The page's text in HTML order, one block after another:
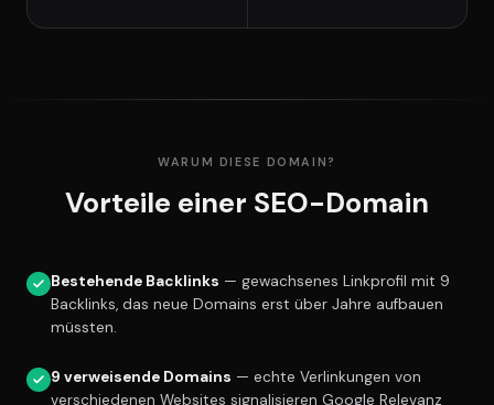
WARUM DIESE DOMAIN?
Vorteile einer SEO-Domain
Bestehende Backlinks — gewachsenes Linkprofil mit 9
Backlinks, das neue Domains erst über Jahre aufbauen
müssten.
9 verweisende Domains — echte Verlinkungen von
verschiedenen Websites signalisieren Google Relevanz